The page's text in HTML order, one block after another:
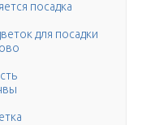
посадка
для посадки